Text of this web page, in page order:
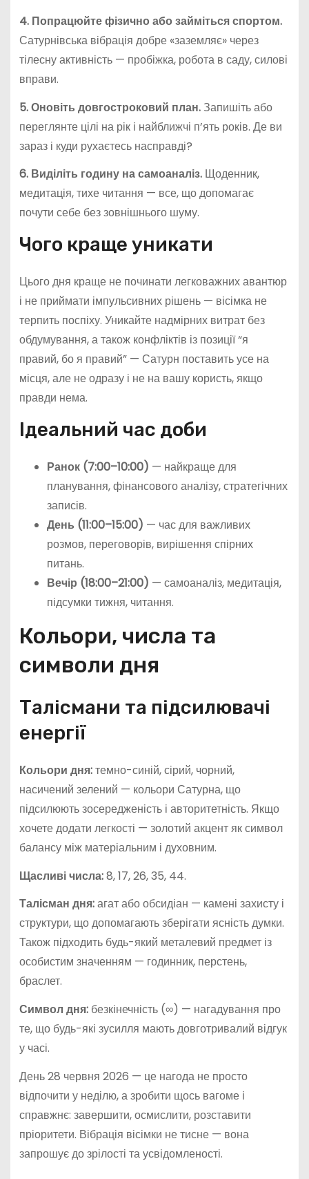
4. Попрацюйте фізично або займіться спортом.
Сатурнівська вібрація добре «заземляє» через
тілесну активність — пробіжка, робота в саду, силові
вправи.
5. Оновіть довгостроковий план.Запишіть або
переглянте цілі на рік і найближчі п’ять років. Де ви
зараз і куди рухаєтесь насправді?
6. Виділіть годину на самоаналіз.Щоденник,
медитація, тихе читання — все, що допомагає
почути себе без зовнішнього шуму.
Чого краще уникати
Цього дня краще не починати легковажних авантюр
і не приймати імпульсивних рішень — вісімка не
терпить поспіху. Уникайте надмірних витрат без
обдумування, а також конфліктів із позиції “я
правий, бо я правий” — Сатурн поставить усе на
місця, але не одразу і не на вашу користь, якщо
правди нема.
Ідеальний час доби
Ранок (7:00–10:00) — найкраще для
планування, фінансового аналізу, стратегічних
записів.
День (11:00–15:00) — час для важливих
розмов, переговорів, вирішення спірних
питань.
Вечір (18:00–21:00) — самоаналіз, медитація,
підсумки тижня, читання.
Кольори, числа та
символи дня
Талісмани та підсилювачі
енергії
Кольори дня:темно-синій, сірий, чорний,
насичений зелений — кольори Сатурна, що
підсилюють зосередженість і авторитетність. Якщо
хочете додати легкості — золотий акцент як символ
балансу між матеріальним і духовним.
Щасливі числа:8, 17, 26, 35, 44.
Талісман дня:агат або обсидіан — камені захисту і
структури, що допомагають зберігати ясність думки.
Також підходить будь-який металевий предмет із
особистим значенням — годинник, перстень,
браслет.
Символ дня:безкінечність (∞) — нагадування про
те, що будь-які зусилля мають довготривалий відгук
у часі.
День 28 червня 2026 — це нагода не просто
відпочити у неділю, а зробити щось вагоме і
справжнє: завершити, осмислити, розставити
пріоритети. Вібрація вісімки не тисне — вона
запрошує до зрілості та усвідомленості.